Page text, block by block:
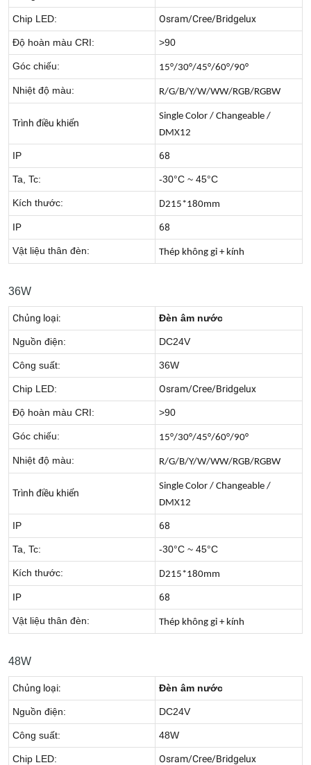
Chip LED: Osram/Cree/Bridgelux
Độ hoàn màu CRI: >90
Góc chiếu: 15°/30°/45°/60°/90°
Nhiệt độ màu: R/G/B/Y/W/WW/RGB/RGBW
Trình điều khiển
Single Color / Changeable /
DMX12
IP 68
Ta, Tc: -30°C ~ 45°C
Kích thước: D215*180mm
IP 68
Vật liệu thân đèn: Thép không gỉ + kính
36W
Chủng loại: Đèn âm nước
Nguồn điện: DC24V
Công suất: 36W
Chip LED: Osram/Cree/Bridgelux
Độ hoàn màu CRI: >90
Góc chiếu: 15°/30°/45°/60°/90°
Nhiệt độ màu: R/G/B/Y/W/WW/RGB/RGBW
Trình điều khiển
Single Color / Changeable /
DMX12
IP 68
Ta, Tc: -30°C ~ 45°C
Kích thước: D215*180mm
IP 68
Vật liệu thân đèn: Thép không gỉ + kính
48W
Chủng loại: Đèn âm nước
Nguồn điện: DC24V
Công suất: 48W
Chip LED: Osram/Cree/Bridgelux